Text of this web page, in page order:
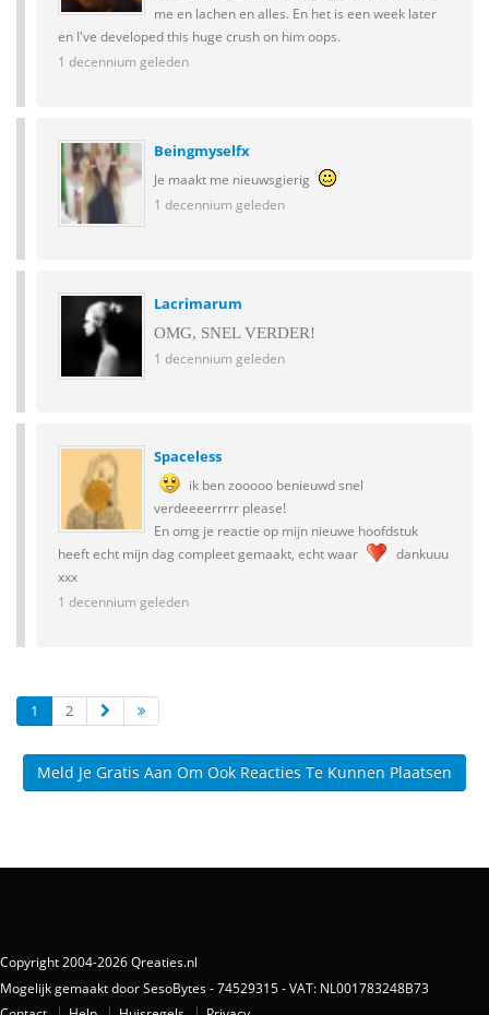
me en lachen en alles. En het is een week later
en I've developed this huge crush on him oops.
1 decennium geleden
Beingmyselfx
Je maakt me nieuwsgierig
1 decennium geleden
Lacrimarum
OMG, SNEL VERDER!
1 decennium geleden
Spaceless
ik ben zooooo benieuwd snel
verdeeeerrrrr please!
En omg je reactie op mijn nieuwe hoofdstuk
heeft echt mijn dag compleet gemaakt, echt waar
dankuuu
xxx
1 decennium geleden
1 2
Meld Je Gratis Aan Om Ook Reacties Te Kunnen Plaatsen
Copyright 2004-2026 Qreaties.nl
Mogelijk gemaakt door SesoBytes - 74529315 - VAT: NL001783248B73